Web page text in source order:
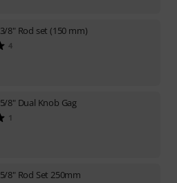
3/8" Rod set (150 mm)
4
5/8" Dual Knob Gag
1
5/8" Rod Set 250mm